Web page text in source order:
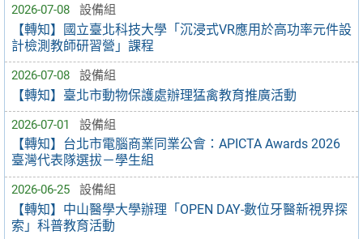
2026-07-08 設備組
【轉知】國立臺北科技大學「沉浸式VR應用於高功率元件設
計檢測教師研習營」課程
2026-07-08 設備組
【轉知】臺北市動物保護處辦理猛禽教育推廣活動
2026-07-01 設備組
【轉知】台北市電腦商業同業公會：APICTA Awards 2026
臺灣代表隊選拔－學生組
2026-06-25 設備組
【轉知】中山醫學大學辦理「OPEN DAY-數位牙醫新視界探
索」科普教育活動